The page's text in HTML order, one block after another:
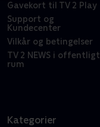
Gavekort til TV 2 Play
Support og
Kundecenter
Vilkår og betingelser
TV 2 NEWS i offentligt
rum
Kategorier